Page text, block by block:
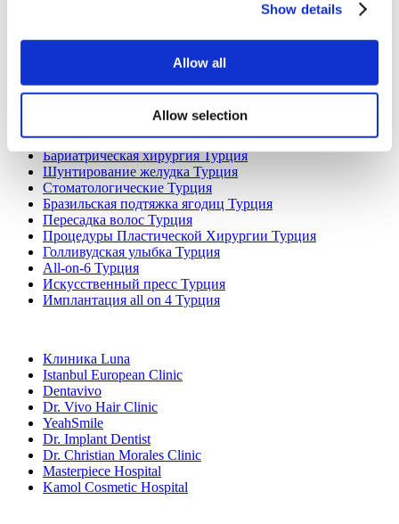
Show details
Allow all
Allow selection
Грудной имплант Турция
Уменьшение груди Турция
Имплант зуба Турция
Коронки на зуб Турция
Липосакция Турция
Бариатрическая хирургия Турция
Шунтирование желудка Турция
Стоматологические Турция
Бразильская подтяжка ягодиц Турция
Пересадка волос Турция
Процедуры Пластической Хирургии Турция
Голливудская улыбка Турция
All-on-6 Турция
Искусственный пресс Турция
Имплантация all on 4 Турция
Клиника Luna
Istanbul European Clinic
Dentavivo
Dr. Vivo Hair Clinic
YeahSmile
Dr. Implant Dentist
Dr. Christian Morales Clinic
Masterpiece Hospital
Kamol Cosmetic Hospital